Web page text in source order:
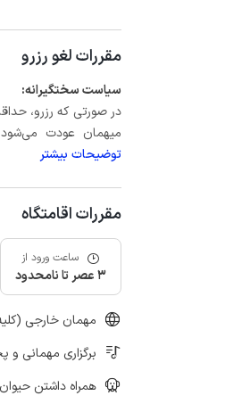
مقررات لغو رزرو
سیاست سختگیرانه:
میهمان عودت می‌شود. در غیر
توضیحات بیشتر
مقررات اقامتگاه
ساعت ورود از
3 عصر تا نامحدود
مهمان خارجی
برگزاری مهمانی
همراه داشتن